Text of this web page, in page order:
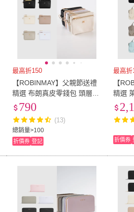
最高折150
【ROBINMAY】父親節送禮
精選 布朗真皮零錢包 頭層皮
(拉鍊封口/多款任選/女夾)
總銷量>100
790
(13)
折價券 登記
最高折
【
精選
口/多
折價券